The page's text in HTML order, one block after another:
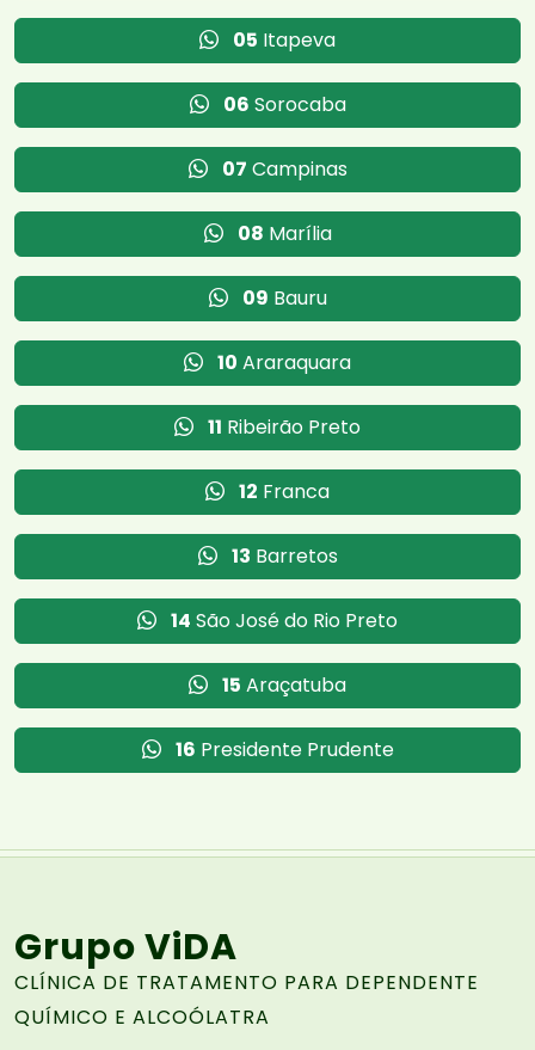
05 Itapeva
06 Sorocaba
07 Campinas
08 Marília
09 Bauru
10 Araraquara
11 Ribeirão Preto
12 Franca
13 Barretos
14 São José do Rio Preto
15 Araçatuba
16 Presidente Prudente
Grupo ViDA
CLÍNICA DE TRATAMENTO PARA DEPENDENTE
QUÍMICO E ALCOÓLATRA